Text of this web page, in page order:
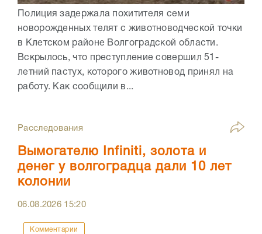
Полиция задержала похитителя семи
новорожденных телят с животноводческой точки
в Клетском районе Волгоградской области.
Вскрылось, что преступление совершил 51-
летний пастух, которого животновод принял на
работу. Как сообщили в...
Расследования
Вымогателю Infiniti, золота и
денег у волгоградца дали 10 лет
колонии
06.08.2026 15:20
Комментарии